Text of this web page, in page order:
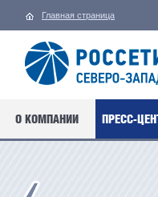
Главная страница
О КОМПАНИИ ПРЕСС-